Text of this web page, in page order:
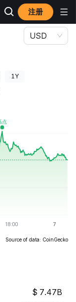
注册
USD
1Y
Source of data: CoinGecko
7.47B